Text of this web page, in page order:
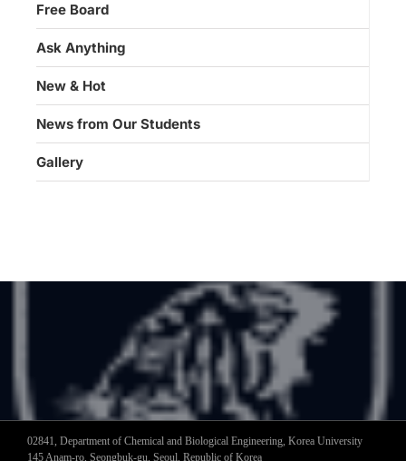
Free Board
Ask Anything
New & Hot
News from Our Students
Gallery
02841, Department of Chemical and Biological Engineering, Korea University
145 Anam-ro, Seongbuk-gu, Seoul, Republic of Korea